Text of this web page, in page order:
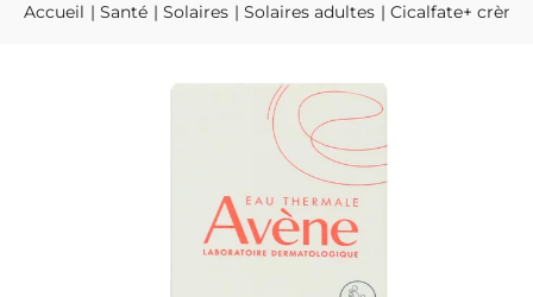
Accueil Santé Solaires Solaires adultes Cicalfate+